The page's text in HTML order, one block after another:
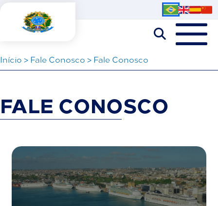
Iní­cio > Fale Conosco > Fale Conosco
FALE CONOSCO